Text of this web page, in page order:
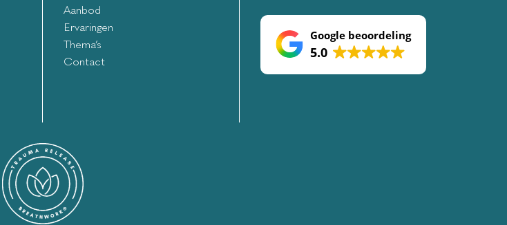
Aanbod
Ervaringen
Thema’s
Contact
Google beoordeling
5.0